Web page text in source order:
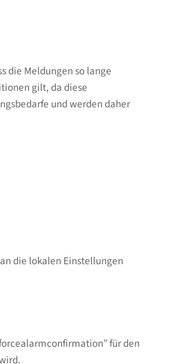
die Meldungen so lange
gilt, da diese
und werden daher
die lokalen Einstellungen
für den